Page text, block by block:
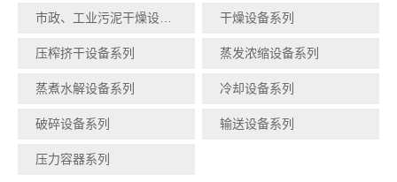
市政、工业污泥干燥设备系列 干燥设备系列
压榨挤干设备系列 蒸发浓缩设备系列
蒸煮水解设备系列 冷却设备系列
破碎设备系列 输送设备系列
压力容器系列